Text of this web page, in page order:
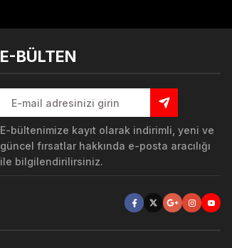
E-BÜLTEN
E-bültenimize kayıt olarak indirimli, yeni ve
güncel fırsatlar hakkında e-posta aracılığı
ile bilgilendirilirsiniz.